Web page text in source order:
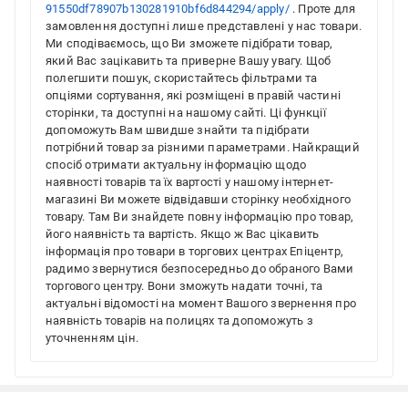
91550df78907b130281910bf6d844294/apply/. Проте для
замовлення доступні лише представлені у нас товари.
Ми сподіваємось, що Ви зможете підібрати товар,
який Вас зацікавить та приверне Вашу увагу. Щоб
полегшити пошук, скористайтесь фільтрами та
опціями сортування, які розміщені в правій частині
сторінки, та доступні на нашому сайті. Ці функції
допоможуть Вам швидше знайти та підібрати
потрібний товар за різними параметрами. Найкращий
спосіб отримати актуальну інформацію щодо
наявності товарів та їх вартості у нашому інтернет-
магазині Ви можете відвідавши сторінку необхідного
товару. Там Ви знайдете повну інформацію про товар,
його наявність та вартість. Якщо ж Вас цікавить
інформація про товари в торгових центрах Епіцентр,
радимо звернутися безпосередньо до обраного Вами
торгового центру. Вони зможуть надати точні, та
актуальні відомості на момент Вашого звернення про
наявність товарів на полицях та допоможуть з
уточненням цін.